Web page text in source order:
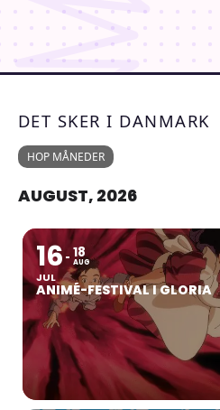
DET SKER I DANMARK
HOP MÅNEDER
AUGUST, 2026
16
JUL
18
AUG
ANIMÉ-FESTIVAL I GLORIA